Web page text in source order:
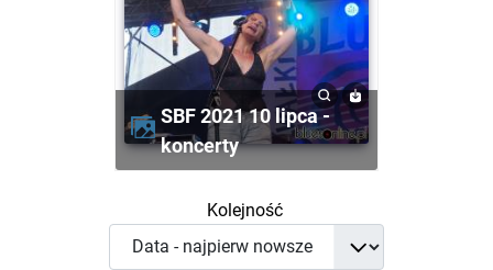
SBF 2021 10 lipca -
koncerty
Kolejność